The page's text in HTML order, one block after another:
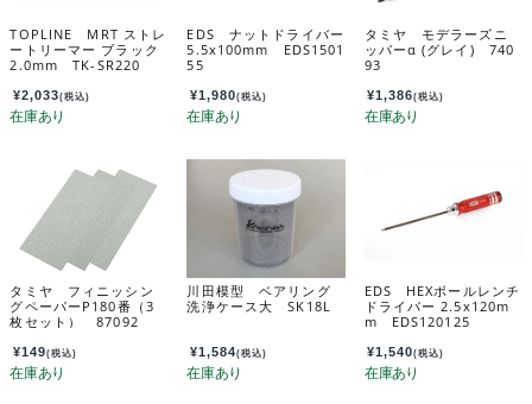
TOPLINE MRT ストレ
ートリーマー ブラック
2.0mm TK-SR220
¥2,033(税込)
EDS ナットドライバー
5.5x100mm EDS1501
55
¥1,980(税込)
タミヤ モデラーズニ
ッパーα (グレイ) 740
93
¥1,386(税込)
タミヤ フィニッシン
グペーパーP180番（3
枚セット） 87092
¥149(税込)
川田模型 ベアリング
洗浄ケース大 SK18L
¥1,584(税込)
EDS HEXボールレンチ
ドライバー 2.5x120m
m EDS120125
¥1,540(税込)